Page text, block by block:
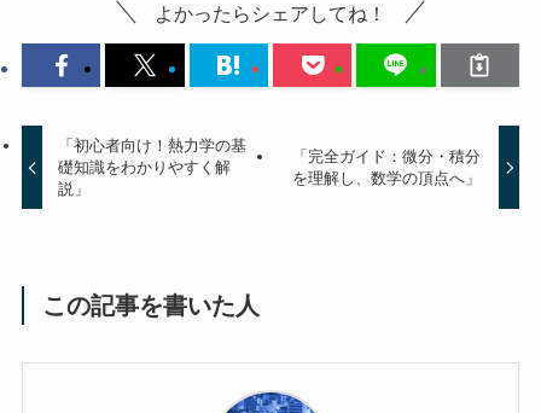
よかったらシェアしてね！
「初心者向け！熱力学の基
礎知識をわかりやすく解
説」
「完全ガイド：微分・積分
を理解し、数学の頂点へ」
この記事を書いた人